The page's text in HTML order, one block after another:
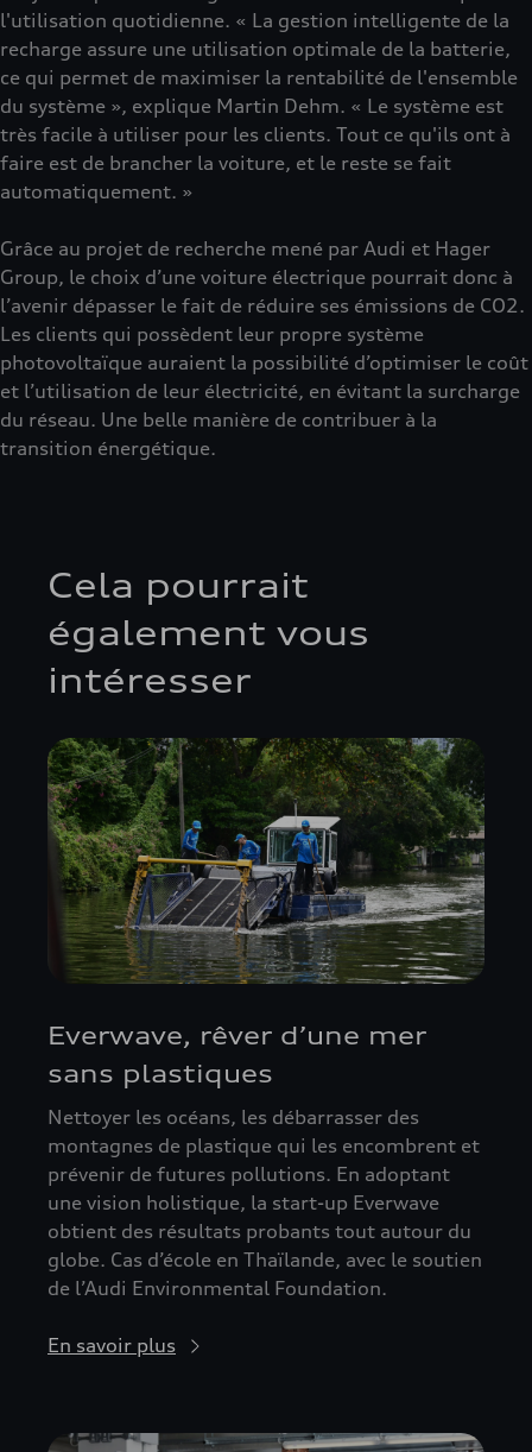
l'utilisation quotidienne. « La gestion intelligente de la
recharge assure une utilisation optimale de la batterie,
ce qui permet de maximiser la rentabilité de l'ensemble
du système », explique Martin Dehm. « Le système est
très facile à utiliser pour les clients. Tout ce qu'ils ont à
faire est de brancher la voiture, et le reste se fait
automatiquement. »
Grâce au projet de recherche mené par Audi et Hager
Group, le choix d’une voiture électrique pourrait donc à
l’avenir dépasser le fait de réduire ses émissions de CO2.
Les clients qui possèdent leur propre système
photovoltaïque auraient la possibilité d’optimiser le coût
et l’utilisation de leur électricité, en évitant la surcharge
du réseau. Une belle manière de contribuer à la
transition énergétique.
Cela pourrait
également vous
intéresser
​​​Everwave, rêver d’une mer
sans plastiques
Nettoyer les océans, les débarrasser des
montagnes de plastique qui les encombrent et
prévenir de futures pollutions. En adoptant
une vision holistique, la start-up Everwave
obtient des résultats probants tout autour du
globe. Cas d’école en Thaïlande, avec le soutien
de l’Audi Environmental Foundation.
En savoir plus